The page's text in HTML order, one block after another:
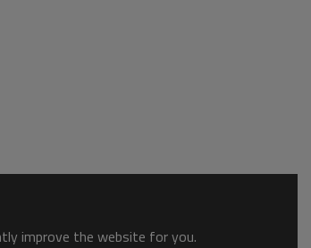
improve the website for you.